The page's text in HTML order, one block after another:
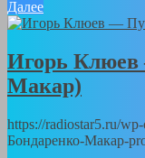
Далее
Игорь Клюев
Макар)
https://radiostar5.ru/
Бондаренко-Макар-